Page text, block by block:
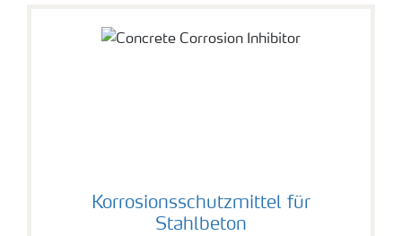
Korrosionsschutzmittel für
Stahlbeton